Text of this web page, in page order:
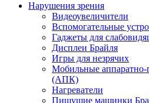
Нарушения зрения
Видеоувеличители
Вспомогательные
Гаджеты для
Дисплеи Брайля
Игры для незрячих
Мобильные
(АПК)
Нагреватели
Пишущие машинки